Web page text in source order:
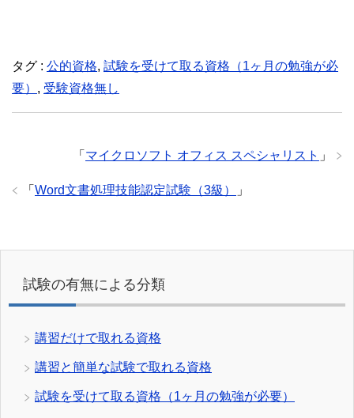
タグ : 公的資格, 試験を受けて取る資格（1ヶ月の勉強が必
要） , 受験資格無し
「 マイクロソフト オフィス スペシャリスト 」
「 Word文書処理技能認定試験（3級） 」
試験の有無による分類
講習だけで取れる資格
講習と簡単な試験で取れる資格
試験を受けて取る資格（1ヶ月の勉強が必要）